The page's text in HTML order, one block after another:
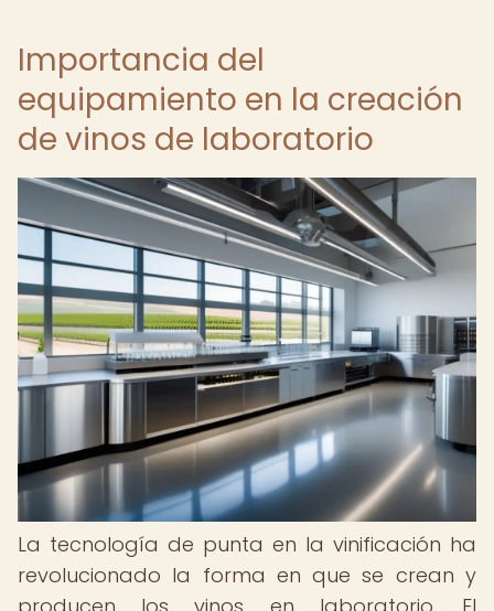
Importancia del
equipamiento en la creación
de vinos de laboratorio
La tecnología de punta en la vinificación ha
revolucionado la forma en que se crean y